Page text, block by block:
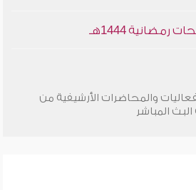
1444هـ
والمحاضرات الأرشيفية من
المباشر